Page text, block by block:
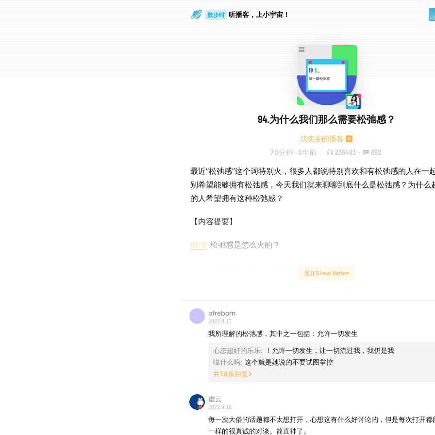
通勤路上 听播客，上小宇宙！
94.为什么我们那么需要松弛感？
沈奕斐的播客
76分钟 · 4年前 236483 · 892
最近“松弛感”这个词特别火，很多人都说特别喜欢和有松弛感的人在一
别希望能够拥有松弛感，今天我们就来聊聊到底什么是松弛感？为什么
的人希望拥有这种松弛感？
【内容提要】
02:10 松弛感是怎么火的？
44:51 到底什么是松弛感？
为什么我们没有松弛感？
什么是钝感力？
-最近我做的《沈奕斐性教育课》已经上线，我想通过这门课，和你一
聊聊成年人的爱与性。所有我们过去回避的性教育，我们一次性讲清楚
展开Show Notes
ofreborn
2022.9.17
我所理解的松弛感，其中之一包括：允许一切发生
心态超好的乐乐:
！允许一切发生，让一切流过我，我仍是我
喵什么呜: 这个就是她说的不要试图掌控
共14条回复
虚云
2022.9.16
每一次大俗的话题都不太想打开，心想这有什么好讨论的，但是每次打开都
一样的很真诚的对谈。简直神了。